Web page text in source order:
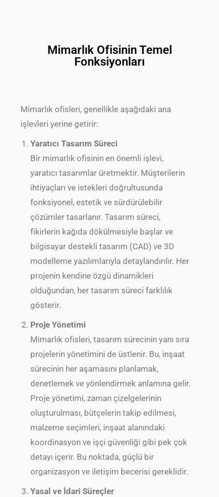
Mimarlık Ofisinin Temel
Fonksiyonları
Mimarlık ofisleri, genellikle aşağıdaki ana
işlevleri yerine getirir:
Yaratıcı Tasarım Süreci
Bir mimarlık ofisinin en önemli işlevi,
yaratıcı tasarımlar üretmektir. Müşterilerin
ihtiyaçları ve istekleri doğrultusunda
fonksiyonel, estetik ve sürdürülebilir
çözümler tasarlanır. Tasarım süreci,
fikirlerin kağıda dökülmesiyle başlar ve
bilgisayar destekli tasarım (CAD) ve 3D
modelleme yazılımlarıyla detaylandırılır. Her
projenin kendine özgü dinamikleri
olduğundan, her tasarım süreci farklılık
gösterir.
Proje Yönetimi
Mimarlık ofisleri, tasarım sürecinin yanı sıra
projelerin yönetimini de üstlenir. Bu, inşaat
sürecinin her aşamasını planlamak,
denetlemek ve yönlendirmek anlamına gelir.
Proje yönetimi, zaman çizelgelerinin
oluşturulması, bütçelerin takip edilmesi,
malzeme seçimleri, inşaat alanındaki
koordinasyon ve işçi güvenliği gibi pek çok
detayı içerir. Bu noktada, güçlü bir
organizasyon ve iletişim becerisi gereklidir.
Yasal ve İdari Süreçler